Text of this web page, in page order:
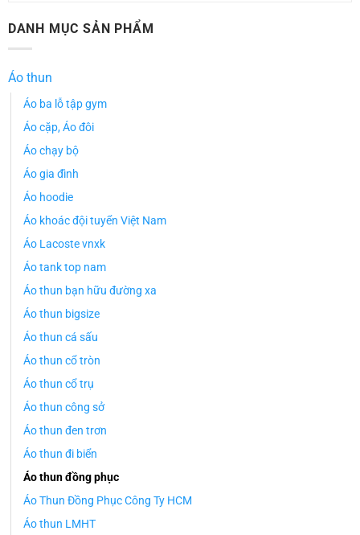
DANH MỤC SẢN PHẨM
Áo thun
Áo ba lỗ tập gym
Áo cặp, Áo đôi
Áo chạy bộ
Áo gia đình
Áo hoodie
Áo khoác đội tuyển Việt Nam
Áo Lacoste vnxk
Áo tank top nam
Áo thun bạn hữu đường xa
Áo thun bigsize
Áo thun cá sấu
Áo thun cổ tròn
Áo thun cổ trụ
Áo thun công sở
Áo thun đen trơn
Áo thun đi biển
Áo thun đồng phục
Áo Thun Đồng Phục Công Ty HCM
Áo thun LMHT